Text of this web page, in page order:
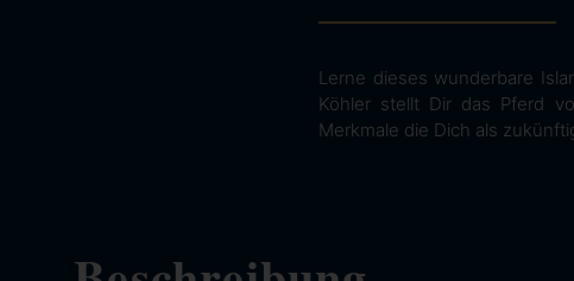
Lerne dieses wunderbare
Köhler stellt Dir das Pferd
Merkmale die Dich als